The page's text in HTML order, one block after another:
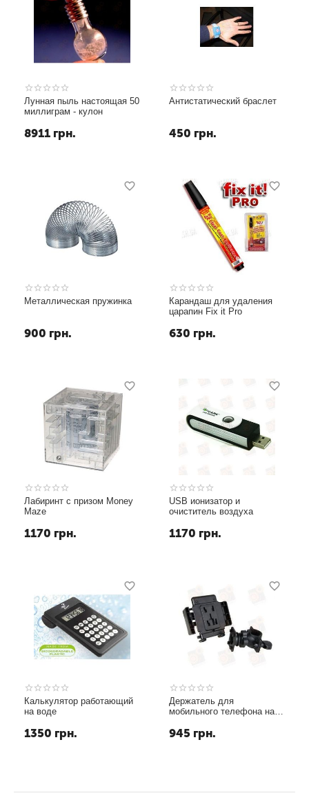
Лунная пыль настоящая 50
миллиграм - кулон
8911 грн.
Антистатический браслет
450 грн.
Металлическая пружинка
900 грн.
Карандаш для удаления
царапин Fix it Pro
630 грн.
Лабиринт с призом Money
Maze
1170 грн.
USB ионизатор и
очиститель воздуха
1170 грн.
Калькулятор работающий
на воде
1350 грн.
Держатель для
мобильного телефона на
945 грн.